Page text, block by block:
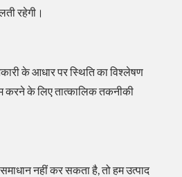
रहेगी।
के आधार पर स्थिति का विश्लेषण
करने के लिए तात्कालिक तकनीकी
नहीं कर सकता है, तो हम उत्पाद